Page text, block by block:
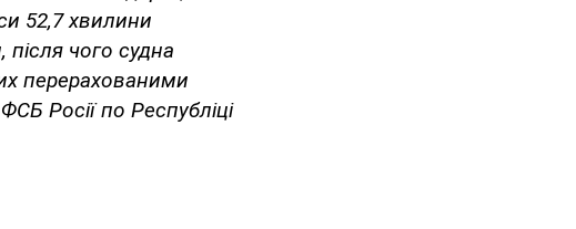
52,7 хвилини
після чого судна
перерахованими
Росії по Республіці